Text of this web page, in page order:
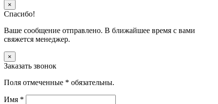
×
Спасибо!
Ваше сообщение отправлено. В ближайшее время с вами
свяжется менеджер.
×
Заказать звонок
Поля отмеченные * обязательны.
Имя *